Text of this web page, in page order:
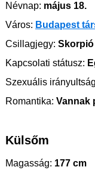
Névnap: május 18.
Város: Budapest
Csillagjegy: Skorpió
Kapcsolati státusz:
Szexuális
Romantika: Vannak
Külsőm
Magasság: 177 cm